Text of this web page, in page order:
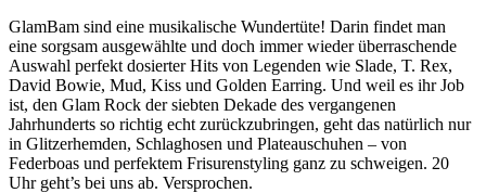
GlamBam sind eine musikalische Wundertüte! Darin findet man
eine sorgsam ausgewählte und doch immer wieder überraschende
Auswahl perfekt dosierter Hits von Legenden wie Slade, T. Rex,
David Bowie, Mud, Kiss und Golden Earring. Und weil es ihr Job
ist, den Glam Rock der siebten Dekade des vergangenen
Jahrhunderts so richtig echt zurückzubringen, geht das natürlich nur
in Glitzerhemden, Schlaghosen und Plateauschuhen – von
Federboas und perfektem Frisurenstyling ganz zu schweigen. 20
Uhr geht’s bei uns ab. Versprochen.